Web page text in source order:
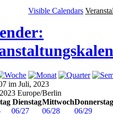
Visible Calendars
im Juli, 2023
Europe/Berlin
DienstagMittwochDonnerstag
06/27 06/28
06/29